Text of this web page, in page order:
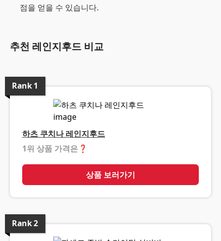
점을 얻을 수 있습니다.
추천 레인지후드 비교
Rank1
하츠 쿠치나 레인지후드
1위 상품 가격은 ❓
상품 보러가기
Rank2